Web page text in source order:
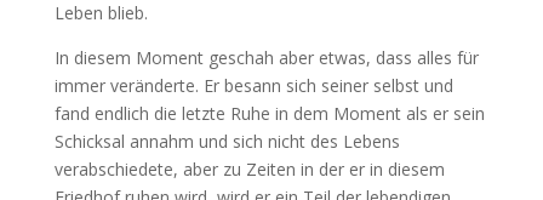
Leben blieb.
In diesem Moment geschah aber etwas, dass alles für
immer veränderte. Er besann sich seiner selbst und
fand endlich die letzte Ruhe in dem Moment als er sein
Schicksal annahm und sich nicht des Lebens
verabschiedete, aber zu Zeiten in der er in diesem